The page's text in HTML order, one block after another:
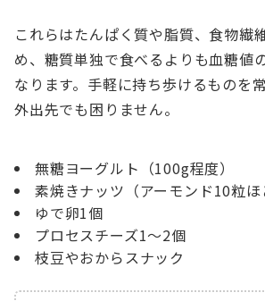
これらはたんぱく質や脂質、食物繊
め、糖質単独で食べるよりも血糖値
なります。手軽に持ち歩けるものを
外出先でも困りません。
無糖ヨーグルト（100g程度）
素焼きナッツ（アーモンド10粒ほ
ゆで卵1個
プロセスチーズ1〜2個
枝豆やおからスナック